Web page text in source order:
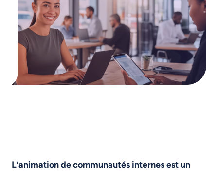
L’animation de communautés internes est un